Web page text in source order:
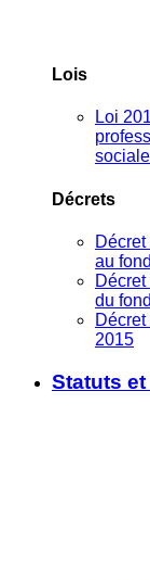
Lois
Loi
Décrets
au
du
2015
Statuts